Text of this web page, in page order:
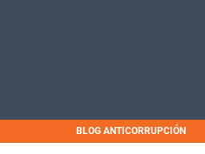
BLOG ANTICORRUPCIÓN